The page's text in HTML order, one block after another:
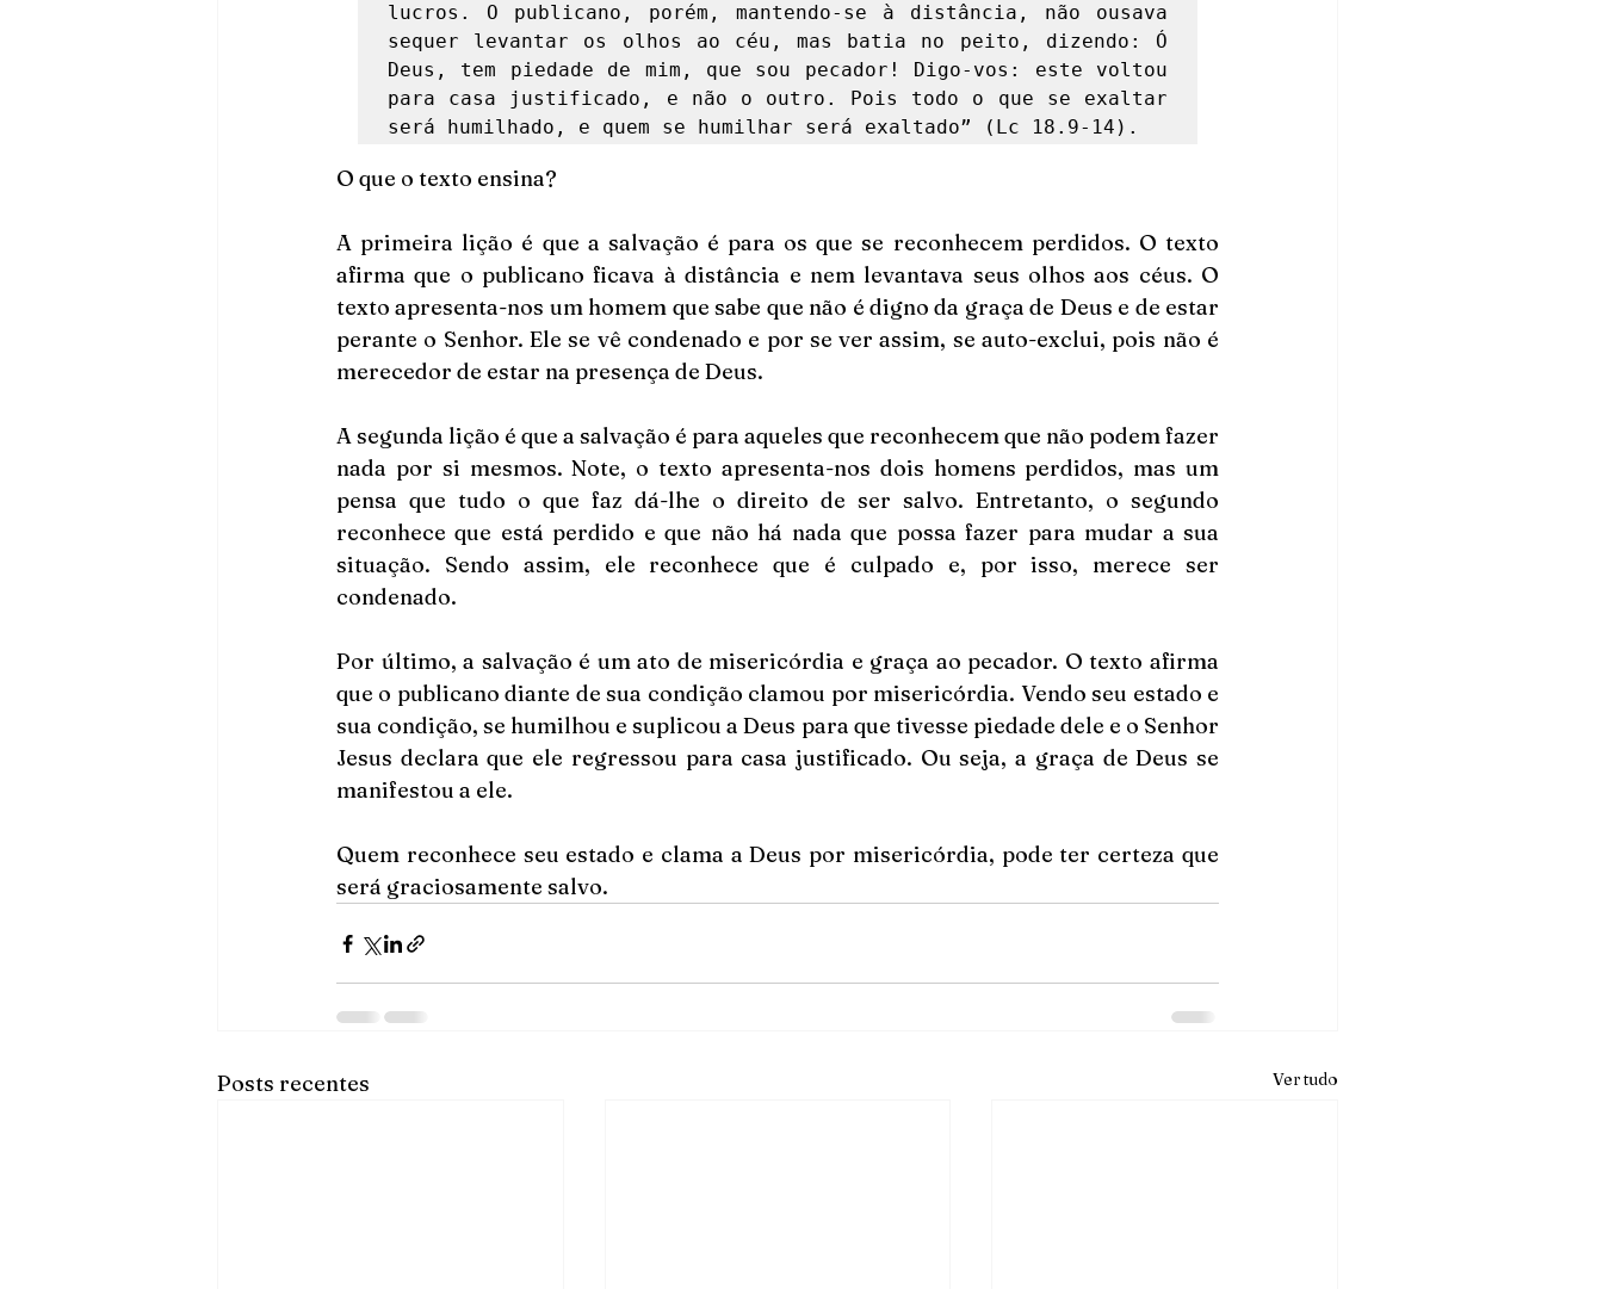
lucros. O publicano, porém, mantendo-se à distância, não ousava
sequer levantar os olhos ao céu, mas batia no peito, dizendo: Ó
Deus, tem piedade de mim, que sou pecador! Digo-vos: este voltou
para casa justificado, e não o outro. Pois todo o que se exaltar
será humilhado, e quem se humilhar será exaltado” (Lc 18.9-14).
O que o texto ensina?
A primeira lição é que a salvação é para os que se reconhecem perdidos. O texto
afirma que o publicano ficava à distância e nem levantava seus olhos aos céus. O
texto apresenta-nos um homem que sabe que não é digno da graça de Deus e de estar
perante o Senhor. Ele se vê condenado e por se ver assim, se auto-exclui, pois não é
merecedor de estar na presença de Deus.
A segunda lição é que a salvação é para aqueles que reconhecem que não podem fazer
nada por si mesmos. Note, o texto apresenta-nos dois homens perdidos, mas um
pensa que tudo o que faz dá-lhe o direito de ser salvo. Entretanto, o segundo
reconhece que está perdido e que não há nada que possa fazer para mudar a sua
situação. Sendo assim, ele reconhece que é culpado e, por isso, merece ser
condenado.
Por último, a salvação é um ato de misericórdia e graça ao pecador. O texto afirma
que o publicano diante de sua condição clamou por misericórdia. Vendo seu estado e
sua condição, se humilhou e suplicou a Deus para que tivesse piedade dele e o Senhor
Jesus declara que ele regressou para casa justificado. Ou seja, a graça de Deus se
manifestou a ele.
Quem reconhece seu estado e clama a Deus por misericórdia, pode ter certeza que
será graciosamente salvo.
Posts recentes Ver tudo